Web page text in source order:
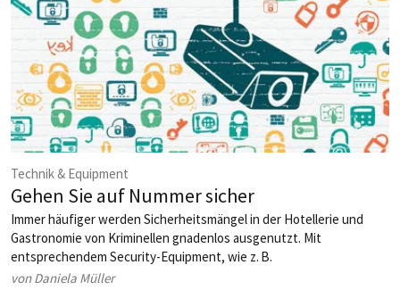
Technik & Equipment
Gehen Sie auf Nummer sicher
Immer häufiger werden Sicherheitsmängel in der Hotellerie und
Gastronomie von Kriminellen gnadenlos aus­genutzt. Mit
entsprechendem Security-Equipment, wie z. B.
Videoüberwachungssystemen, Alarmanlagen, Sicherheitstüren
von Daniela Müller